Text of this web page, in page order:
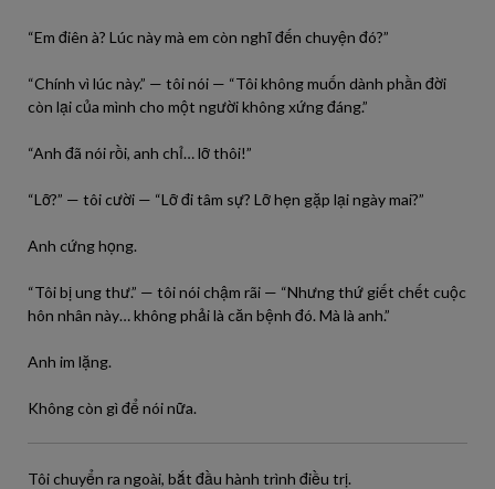
“Em điên à? Lúc này mà em còn nghĩ đến chuyện đó?”
“Chính vì lúc này.” — tôi nói — “Tôi không muốn dành phần đời
còn lại của mình cho một người không xứng đáng.”
“Anh đã nói rồi, anh chỉ… lỡ thôi!”
“Lỡ?” — tôi cười — “Lỡ đi tâm sự? Lỡ hẹn gặp lại ngày mai?”
Anh cứng họng.
“Tôi bị ung thư.” — tôi nói chậm rãi — “Nhưng thứ giết chết cuộc
hôn nhân này… không phải là căn bệnh đó. Mà là anh.”
Anh im lặng.
Không còn gì để nói nữa.
Tôi chuyển ra ngoài, bắt đầu hành trình điều trị.